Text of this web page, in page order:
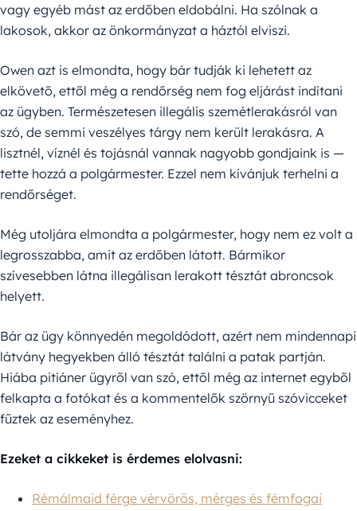
vagy egyéb mást az erdőben eldobálni. Ha szólnak a
lakosok, akkor az önkormányzat a háztól elviszi.
Owen azt is elmondta, hogy bár tudják ki lehetett az
elkövető, ettől még a rendőrség nem fog eljárást indítani
az ügyben. Természetesen illegális szemétlerakásról van
szó, de semmi veszélyes tárgy nem került lerakásra. A
lisztnél, víznél és tojásnál vannak nagyobb gondjaink is —
tette hozzá a polgármester. Ezzel nem kívánjuk terhelni a
rendőrséget.
Még utoljára elmondta a polgármester, hogy nem ez volt a
legrosszabba, amit az erdőben látott. Bármikor
szívesebben látna illegálisan lerakott tésztát abroncsok
helyett.
Bár az ügy könnyedén megoldódott, azért nem mindennapi
látvány hegyekben álló tésztát találni a patak partján.
Hiába pitiáner ügyről van szó, ettől még az internet egyből
felkapta a fotókat és a kommentelők szörnyű szóvicceket
fűztek az eseményhez.
Ezeket a cikkeket is érdemes elolvasni:
Rémálmaid férge vérvörös, mérges és fémfogai